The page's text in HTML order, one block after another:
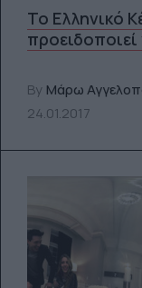
Το Ελληνικό
By Μάρω
24.01.2017